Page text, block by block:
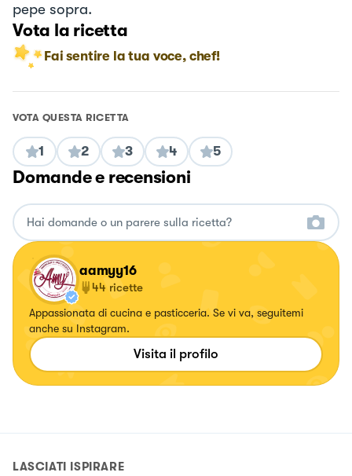
pepe sopra.
Vota la ricetta
Fai sentire la tua voce, chef!
VOTA QUESTA RICETTA
1 2 3 4 5
Domande e recensioni
aamyy16
44 ricette
Appassionata di cucina e pasticceria. Se vi va, seguitemi
anche su Instagram.
Visita il profilo
LASCIATI ISPIRARE